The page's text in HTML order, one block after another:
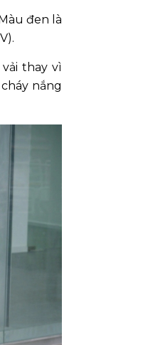
đen là
thay vì
nắng